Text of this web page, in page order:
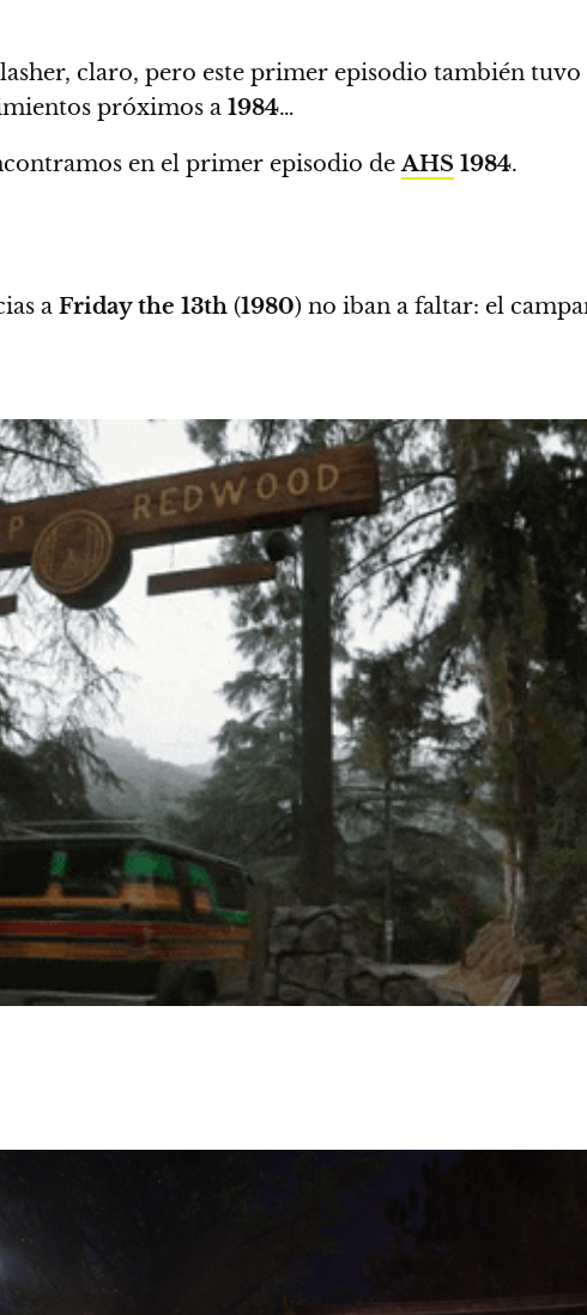
claro, pero este primer episodio también
próximos a 1984…
en el primer episodio deAHS 1984.
a Friday the 13th (1980) no iban a faltar: el